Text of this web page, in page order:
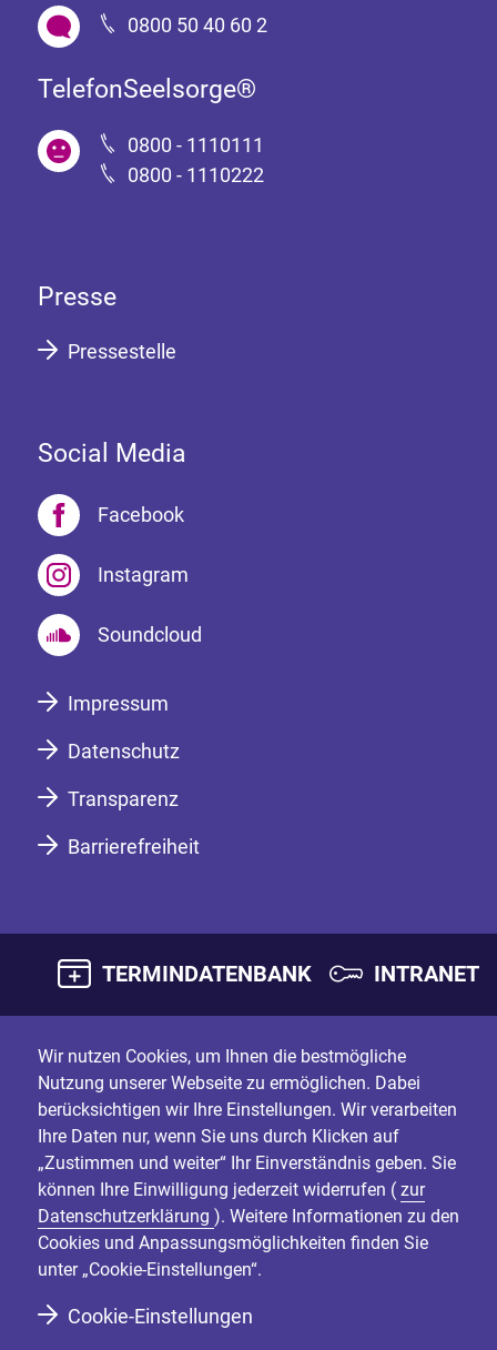
0800 50 40 60 2
TelefonSeelsorge®
0800 - 1110111
0800 - 1110222
Presse
Pressestelle
Social Media
Facebook
Instagram
Soundcloud
Impressum
Datenschutz
Transparenz
Barrierefreiheit
TERMINDATENBANK INTRANET
Wir nutzen Cookies, um Ihnen die bestmögliche
Nutzung unserer Webseite zu ermöglichen. Dabei
berücksichtigen wir Ihre Einstellungen. Wir verarbeiten
Ihre Daten nur, wenn Sie uns durch Klicken auf
„Zustimmen und weiter“ Ihr Einverständnis geben. Sie
können Ihre Einwilligung jederzeit widerrufen ( zur
Datenschutzerklärung ). Weitere Informationen zu den
Cookies und Anpassungsmöglichkeiten finden Sie
unter „Cookie-Einstellungen“.
Cookie-Einstellungen